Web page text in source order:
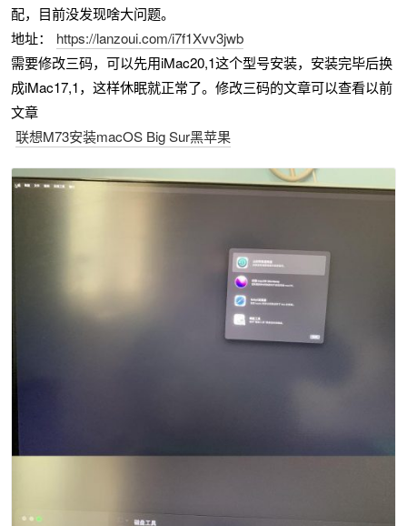
配，目前没发现啥大问题。
地址：
https://lanzoui.com/i7f1Xvv3jwb
需要修改三码，可以先用iMac20,1这个型号安装，安装完毕后换
成iMac17,1，这样休眠就正常了。修改三码的文章可以查看以前
文章
联想M73安装macOS Big Sur黑苹果